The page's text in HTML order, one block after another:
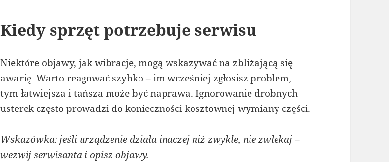
Kiedy sprzęt potrzebuje serwisu
Niektóre objawy, jak wibracje, mogą wskazywać na zbliżającą się
awarię. Warto reagować szybko – im wcześniej zgłosisz problem,
tym łatwiejsza i tańsza może być naprawa. Ignorowanie drobnych
usterek często prowadzi do konieczności kosztownej wymiany części.
Wskazówka: jeśli urządzenie działa inaczej niż zwykle, nie zwlekaj –
wezwij serwisanta i opisz objawy.